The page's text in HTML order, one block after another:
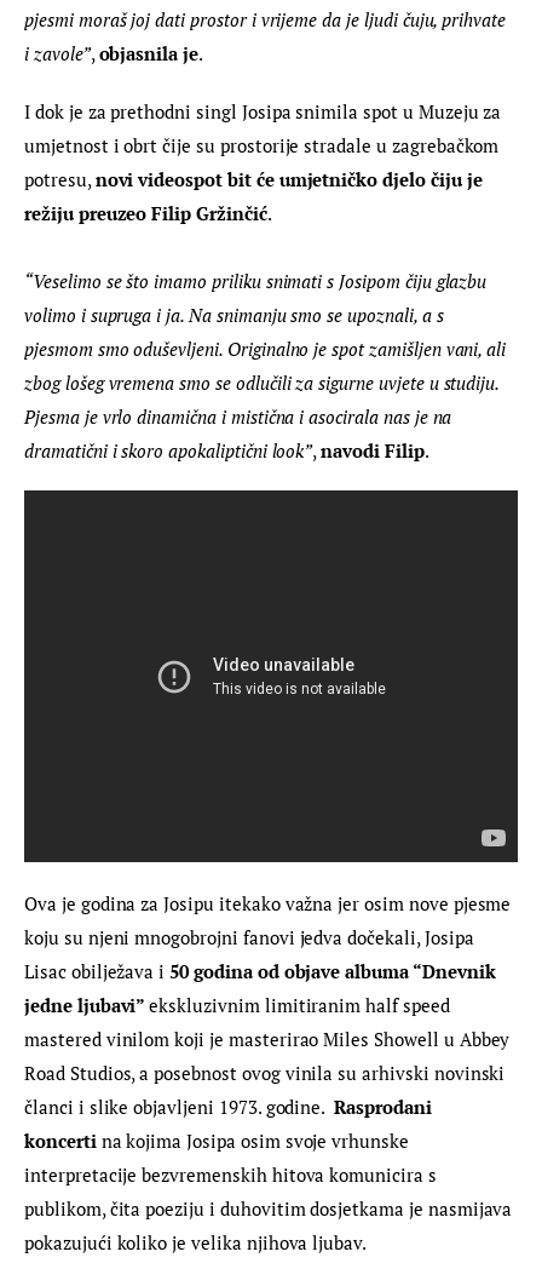
pjesmi moraš joj dati prostor i vrijeme da je ljudi čuju, prihvate
i zavole”, objasnila je.
I dok je za prethodni singl Josipa snimila spot u Muzeju za
umjetnost i obrt čije su prostorije stradale u zagrebačkom
potresu, novi videospot bit će umjetničko djelo čiju je
režiju preuzeo Filip Gržinčić.
“Veselimo se što imamo priliku snimati s Josipom čiju glazbu
volimo i supruga i ja. Na snimanju smo se upoznali, a s
pjesmom smo oduševljeni. Originalno je spot zamišljen vani, ali
zbog lošeg vremena smo se odlučili za sigurne uvjete u studiju.
Pjesma je vrlo dinamična i mistična i asocirala nas je na
dramatični i skoro apokaliptični look”, navodi Filip.
Ova je godina za Josipu itekako važna jer osim nove pjesme
koju su njeni mnogobrojni fanovi jedva dočekali, Josipa
Lisac obilježava i 50 godina od objave albuma “Dnevnik
jedne ljubavi” ekskluzivnim limitiranim half speed
mastered vinilom koji je masterirao Miles Showell u Abbey
Road Studios, a posebnost ovog vinila su arhivski novinski
članci i slike objavljeni 1973. godine. Rasprodani
koncerti na kojima Josipa osim svoje vrhunske
interpretacije bezvremenskih hitova komunicira s
publikom, čita poeziju i duhovitim dosjetkama je nasmijava
pokazujući koliko je velika njihova ljubav.